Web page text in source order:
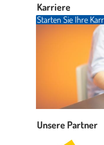
Karriere
Starten Sie Ihre
Unsere Partner